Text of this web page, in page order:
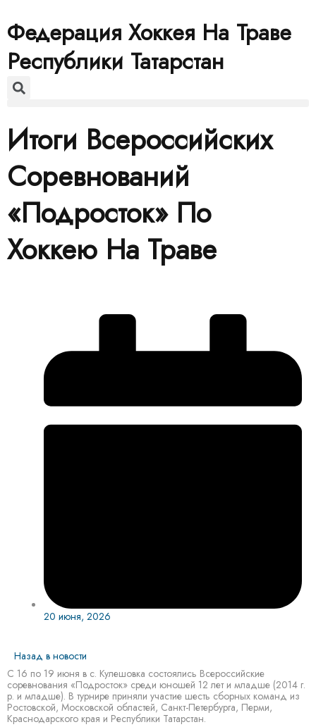
Федерация Хоккея На Траве
Республики Татарстан
Итоги Всероссийских
Соревнований
«Подросток» По
Хоккею На Траве
20 июня, 2026
Назад в новости
С 16 по 19 июня в с. Кулешовка состоялись Всероссийские
соревнования «Подросток» среди юношей 12 лет и младше (2014 г.
р. и младше). В турнире приняли участие шесть сборных команд из
Ростовской, Московской областей, Санкт-Петербурга, Перми,
Краснодарского края и Республики Татарстан.